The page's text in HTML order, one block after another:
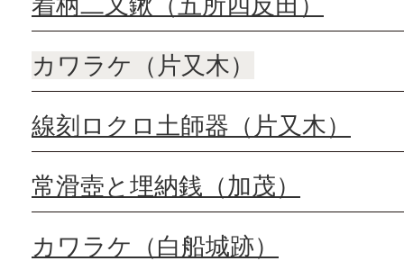
カワラケ（片又木）
線刻ロクロ土師器（片又木）
常滑壺と埋納銭（加茂）
カワラケ（白船城跡）